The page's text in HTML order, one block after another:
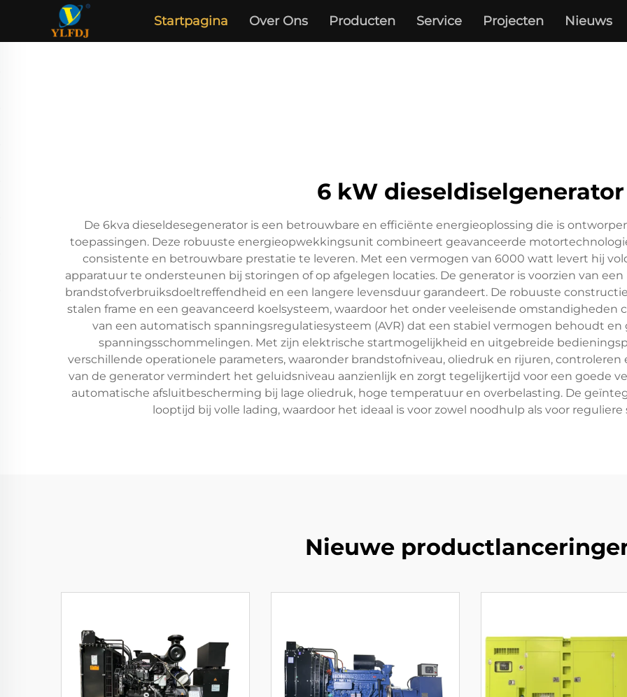
Startpagina Over Ons Producten Service Projecten Nieuws
6 kW dieseldiselgenerator
De 6kva dieseldesegenerator is een betrouwbare en efficiënte energieoplossing die is
toepassingen. Deze robuuste energieopwekkingsunit combineert geavanceerde
consistente en betrouwbare prestatie te leveren. Met een vermogen van 6000 watt levert hij
apparatuur te ondersteunen bij storingen of op afgelegen locaties. De generator is voorzien van
brandstofverbruiksdoeltreffendheid en een langere levensduur garandeert. De robuuste
stalen frame en een geavanceerd koelsysteem, waardoor het onder veeleisende omstandigheden
van een automatisch spanningsregulatiesysteem (AVR) dat een stabiel vermogen behoudt
spanningsschommelingen. Met zijn elektrische startmogelijkheid en uitgebreide
verschillende operationele parameters, waaronder brandstofniveau, oliedruk en rijuren,
van de generator vermindert het geluidsniveau aanzienlijk en zorgt tegelijkertijd voor een goede
automatische afsluitbescherming bij lage oliedruk, hoge temperatuur en overbelasting. De
looptijd bij volle lading, waardoor het ideaal is voor zowel noodhulp als voor
Nieuwe